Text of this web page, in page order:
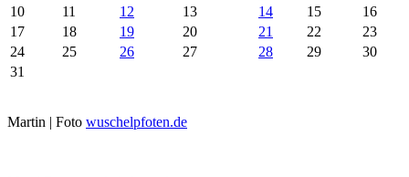
10
11 12 13 14 15
16
17
18 19 20 21 22
23
24
25 26 27 28 29
30
31
Martin | Foto wuschelpfoten.de